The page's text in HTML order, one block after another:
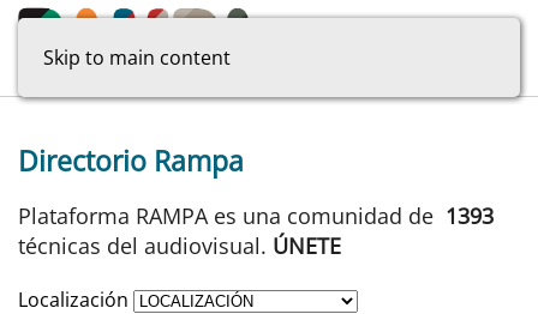
Skip to main content
Directorio Rampa
Plataforma RAMPA es una comunidad de 1393
técnicas del audiovisual. ÚNETE
Localización